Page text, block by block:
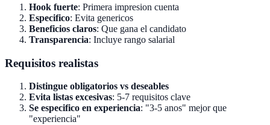
Hook fuerte: Primera impresion cuenta
Especifico: Evita genericos
Beneficios claros: Que gana el candidato
Transparencia: Incluye rango salarial
Requisitos realistas
Distingue obligatorios vs deseables
Evita listas excesivas: 5-7 requisitos clave
Se especifico en experiencia: "3-5 anos" mejor que
"experiencia"